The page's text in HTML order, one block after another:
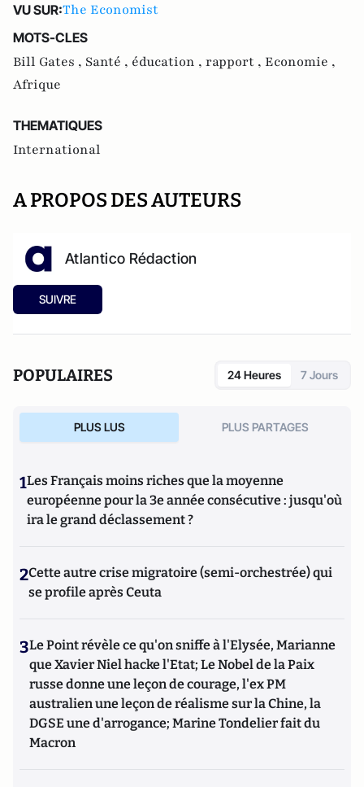
VU SUR:The Economist
MOTS-CLES
Bill Gates , Santé , éducation , rapport , Economie ,
Afrique
THEMATIQUES
International
A PROPOS DES AUTEURS
Atlantico Rédaction
SUIVRE
POPULAIRES 24 Heures 7 Jours
PLUS LUS PLUS PARTAGES
1Les Français moins riches que la moyenne
européenne pour la 3e année consécutive : jusqu'où
ira le grand déclassement ?
2Cette autre crise migratoire (semi-orchestrée) qui
se profile après Ceuta
3Le Point révèle ce qu'on sniffe à l'Elysée, Marianne
que Xavier Niel hacke l'Etat; Le Nobel de la Paix
russe donne une leçon de courage, l'ex PM
australien une leçon de réalisme sur la Chine, la
DGSE une d'arrogance; Marine Tondelier fait du
Macron